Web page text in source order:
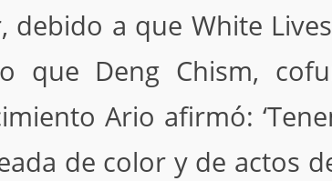
debido a que White
que Deng Chism,
Ario afirmó:
de color y de actos